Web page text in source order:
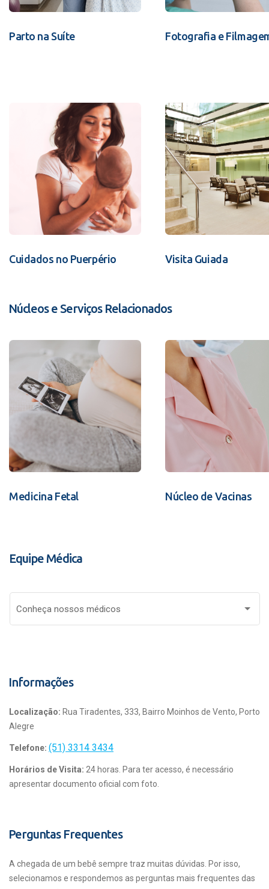
Parto na Suíte Fotografia e
Cuidados no Puerpério Visita Guiada
Núcleos e Serviços Relacionados
Medicina Fetal Núcleo de Vacinas
Equipe Médica
Conheça nossos médicos
Informações
Localização: Rua Tiradentes, 333, Bairro Moinhos de Vento, Porto
Alegre
Telefone: (51) 3314 3434
Horários de Visita: 24 horas. Para ter acesso, é necessário
apresentar documento oficial com foto.
Perguntas Frequentes
A chegada de um bebê sempre traz muitas dúvidas. Por isso,
selecionamos e respondemos as perguntas mais frequentes das